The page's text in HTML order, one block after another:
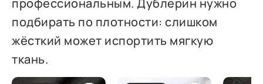
профессиональным. Дублерин нужно
подбирать по плотности: слишком
жёсткий может испортить мягкую
ткань.